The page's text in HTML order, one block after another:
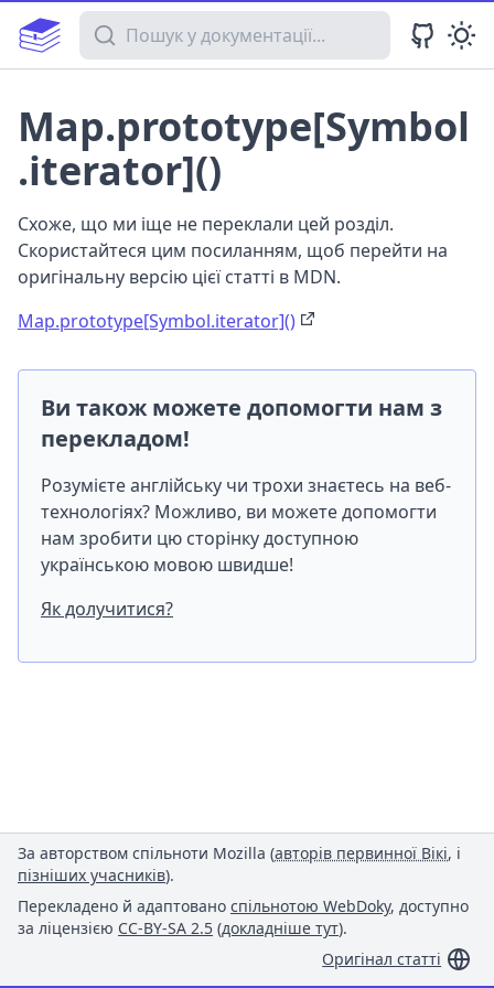
Пошук у документації
Map.prototype[Symbol
.iterator]()
Схоже, що ми іще не переклали цей розділ.
Скористайтеся цим посиланням, щоб перейти на
оригінальну версію цієї статті в MDN.
Map.prototype[Symbol.iterator]()
Ви також можете допомогти нам з
перекладом!
Розумієте англійську чи трохи знаєтесь на веб-
технологіях? Можливо, ви можете допомогти
нам зробити цю сторінку доступною
українською мовою швидше!
Як долучитися?
За авторством спільноти Mozilla (авторів первинної Вікі, і
пізніших учасників).
Перекладено й адаптовано спільнотою WebDoky, доступно
за ліцензією CC-BY-SA 2.5 (докладніше тут).
Оригінал статті